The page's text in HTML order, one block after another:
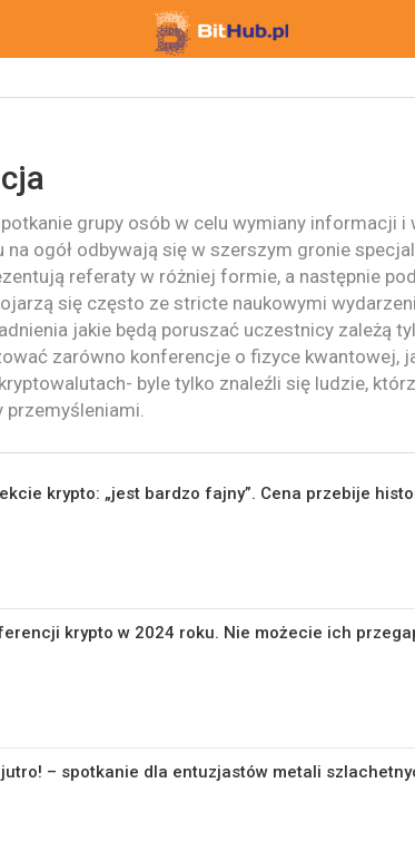
grupy osób w celu wymiany informacji i
na ogół odbywają się w szerszym gronie
referaty w różniej formie, a następnie
się często ze stricte naukowymi
jakie będą poruszać uczestnicy zależą
zarówno konferencje o fizyce kwantowej,
byle tylko znaleźli się ludzie,
krypto: „jest bardzo fajny”. Cena przebije
krypto w 2024 roku. Nie możecie ich
– spotkanie dla entuzjastów metali